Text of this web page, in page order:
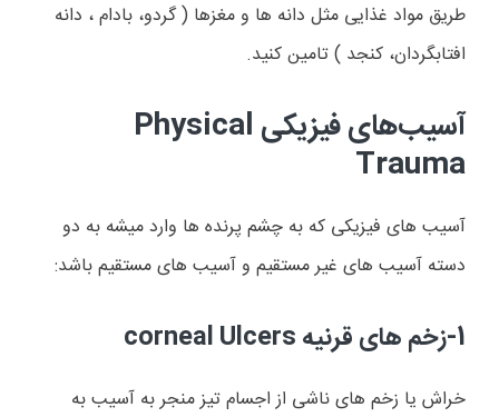
طریق مواد غذایی مثل دانه ها و مغزها ( گردو، بادام ، دانه
افتابگردان، کنجد ) تامین کنید.
آسیب‌های فیزیکی Physical
Trauma
آسیب های فیزیکی که به چشم پرنده ها وارد میشه به دو
دسته آسیب های غیر مستقیم و آسیب های مستقیم باشد:
1-زخم های قرنیه corneal Ulcers
خراش یا زخم های ناشی از اجسام تیز منجر به آسیب به